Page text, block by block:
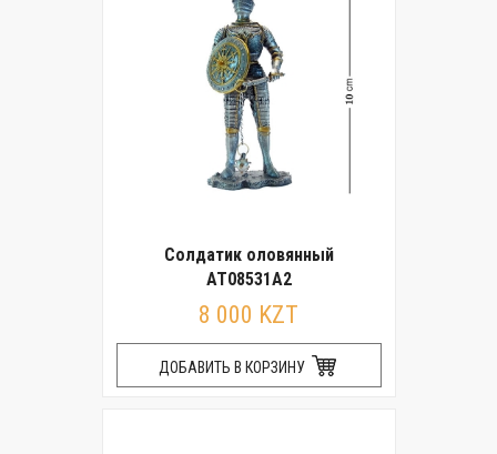
Солдатик оловянный
AT08531A2
8 000 KZT
ДОБАВИТЬ В КОРЗИНУ